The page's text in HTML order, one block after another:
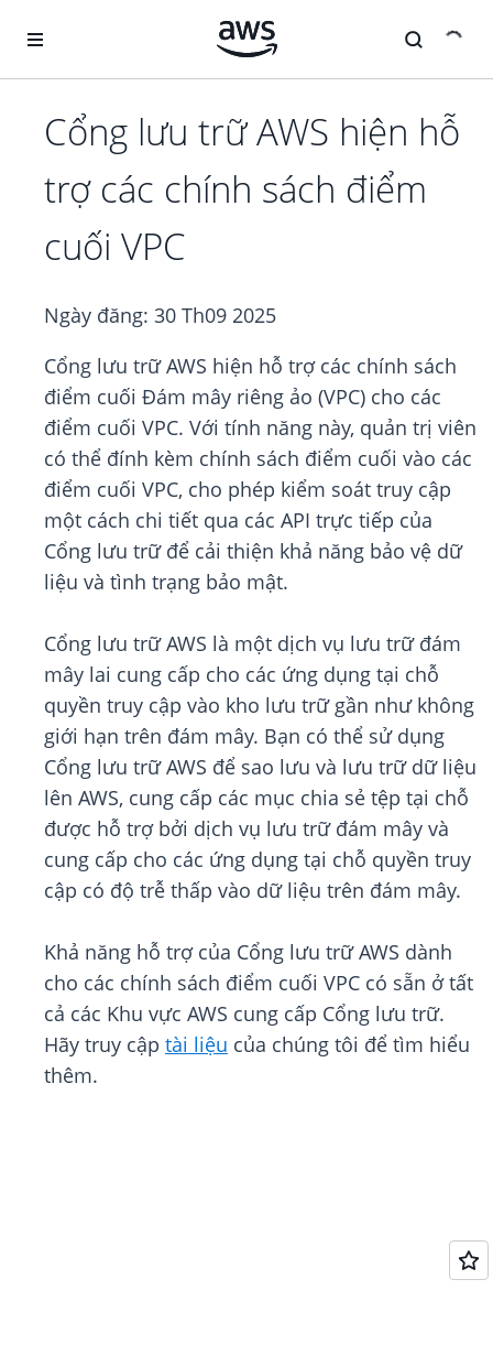
Cổng lưu trữ AWS hiện hỗ
trợ các chính sách điểm
cuối VPC
Ngày đăng: 30 Th09 2025
Cổng lưu trữ AWS hiện hỗ trợ các chính sách
điểm cuối Đám mây riêng ảo (VPC) cho các
điểm cuối VPC. Với tính năng này, quản trị viên
có thể đính kèm chính sách điểm cuối vào các
điểm cuối VPC, cho phép kiểm soát truy cập
một cách chi tiết qua các API trực tiếp của
Cổng lưu trữ để cải thiện khả năng bảo vệ dữ
liệu và tình trạng bảo mật.
Cổng lưu trữ AWS là một dịch vụ lưu trữ đám
mây lai cung cấp cho các ứng dụng tại chỗ
quyền truy cập vào kho lưu trữ gần như không
giới hạn trên đám mây. Bạn có thể sử dụng
Cổng lưu trữ AWS để sao lưu và lưu trữ dữ liệu
lên AWS, cung cấp các mục chia sẻ tệp tại chỗ
được hỗ trợ bởi dịch vụ lưu trữ đám mây và
cung cấp cho các ứng dụng tại chỗ quyền truy
cập có độ trễ thấp vào dữ liệu trên đám mây.
Khả năng hỗ trợ của Cổng lưu trữ AWS dành
cho các chính sách điểm cuối VPC có sẵn ở tất
cả các Khu vực AWS cung cấp Cổng lưu trữ.
Hãy truy cập tài liệu của chúng tôi để tìm hiểu
thêm.